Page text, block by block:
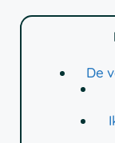
De